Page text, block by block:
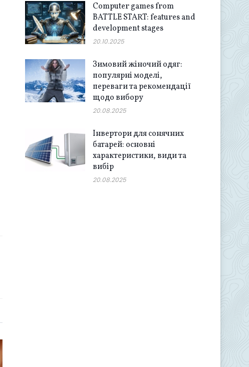
Computer games from
BATTLE START: features and
development stages
20.10.2025
Зимовий жіночий одяг:
популярні моделі,
переваги та рекомендації
щодо вибору
20.08.2025
Інвертори для сонячних
батарей: основні
характеристики, види та
вибір
20.08.2025